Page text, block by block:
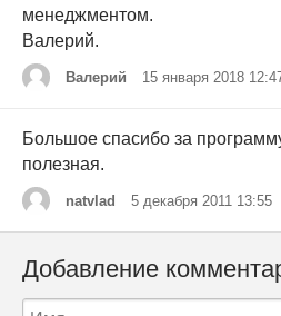
менеджментом.
Валерий.
Валерий 15 января 2018
Большое спасибо за
полезная.
natvlad 5 декабря 2011 13:55
Добавление